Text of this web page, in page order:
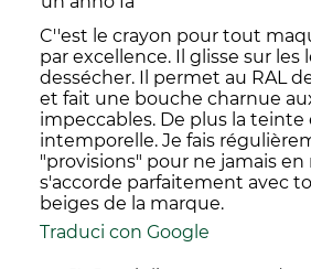
C''est le crayon pour tout
par excellence. Il glisse sur les
dessécher. Il permet au RAL
et fait une bouche charnue
impeccables. De plus la teinte
intemporelle. Je fais
"provisions" pour ne jamais en
s'accorde parfaitement avec
beiges de la marque.
Traduci con Google